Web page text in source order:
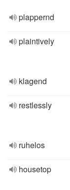
plappernd
plaintively
klagend
restlessly
ruhelos
housetop